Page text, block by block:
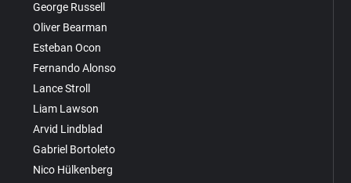
George Russell
Oliver Bearman
Esteban Ocon
Fernando Alonso
Lance Stroll
Liam Lawson
Arvid Lindblad
Gabriel Bortoleto
Nico Hülkenberg